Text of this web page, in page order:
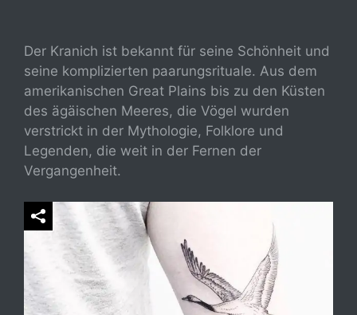
Der Kranich ist bekannt für seine Schönheit und
seine komplizierten paarungsrituale. Aus dem
amerikanischen Great Plains bis zu den Küsten
des ägäischen Meeres, die Vögel wurden
verstrickt in der Mythologie, Folklore und
Legenden, die weit in der Fernen der
Vergangenheit.